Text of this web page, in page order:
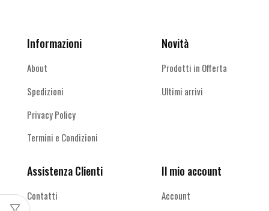
Informazioni
About
Spedizioni
Privacy Policy
Termini e Condizioni
Novità
Prodotti in Offerta
Ultimi arrivi
Assistenza Clienti
Contatti
Il mio account
Account